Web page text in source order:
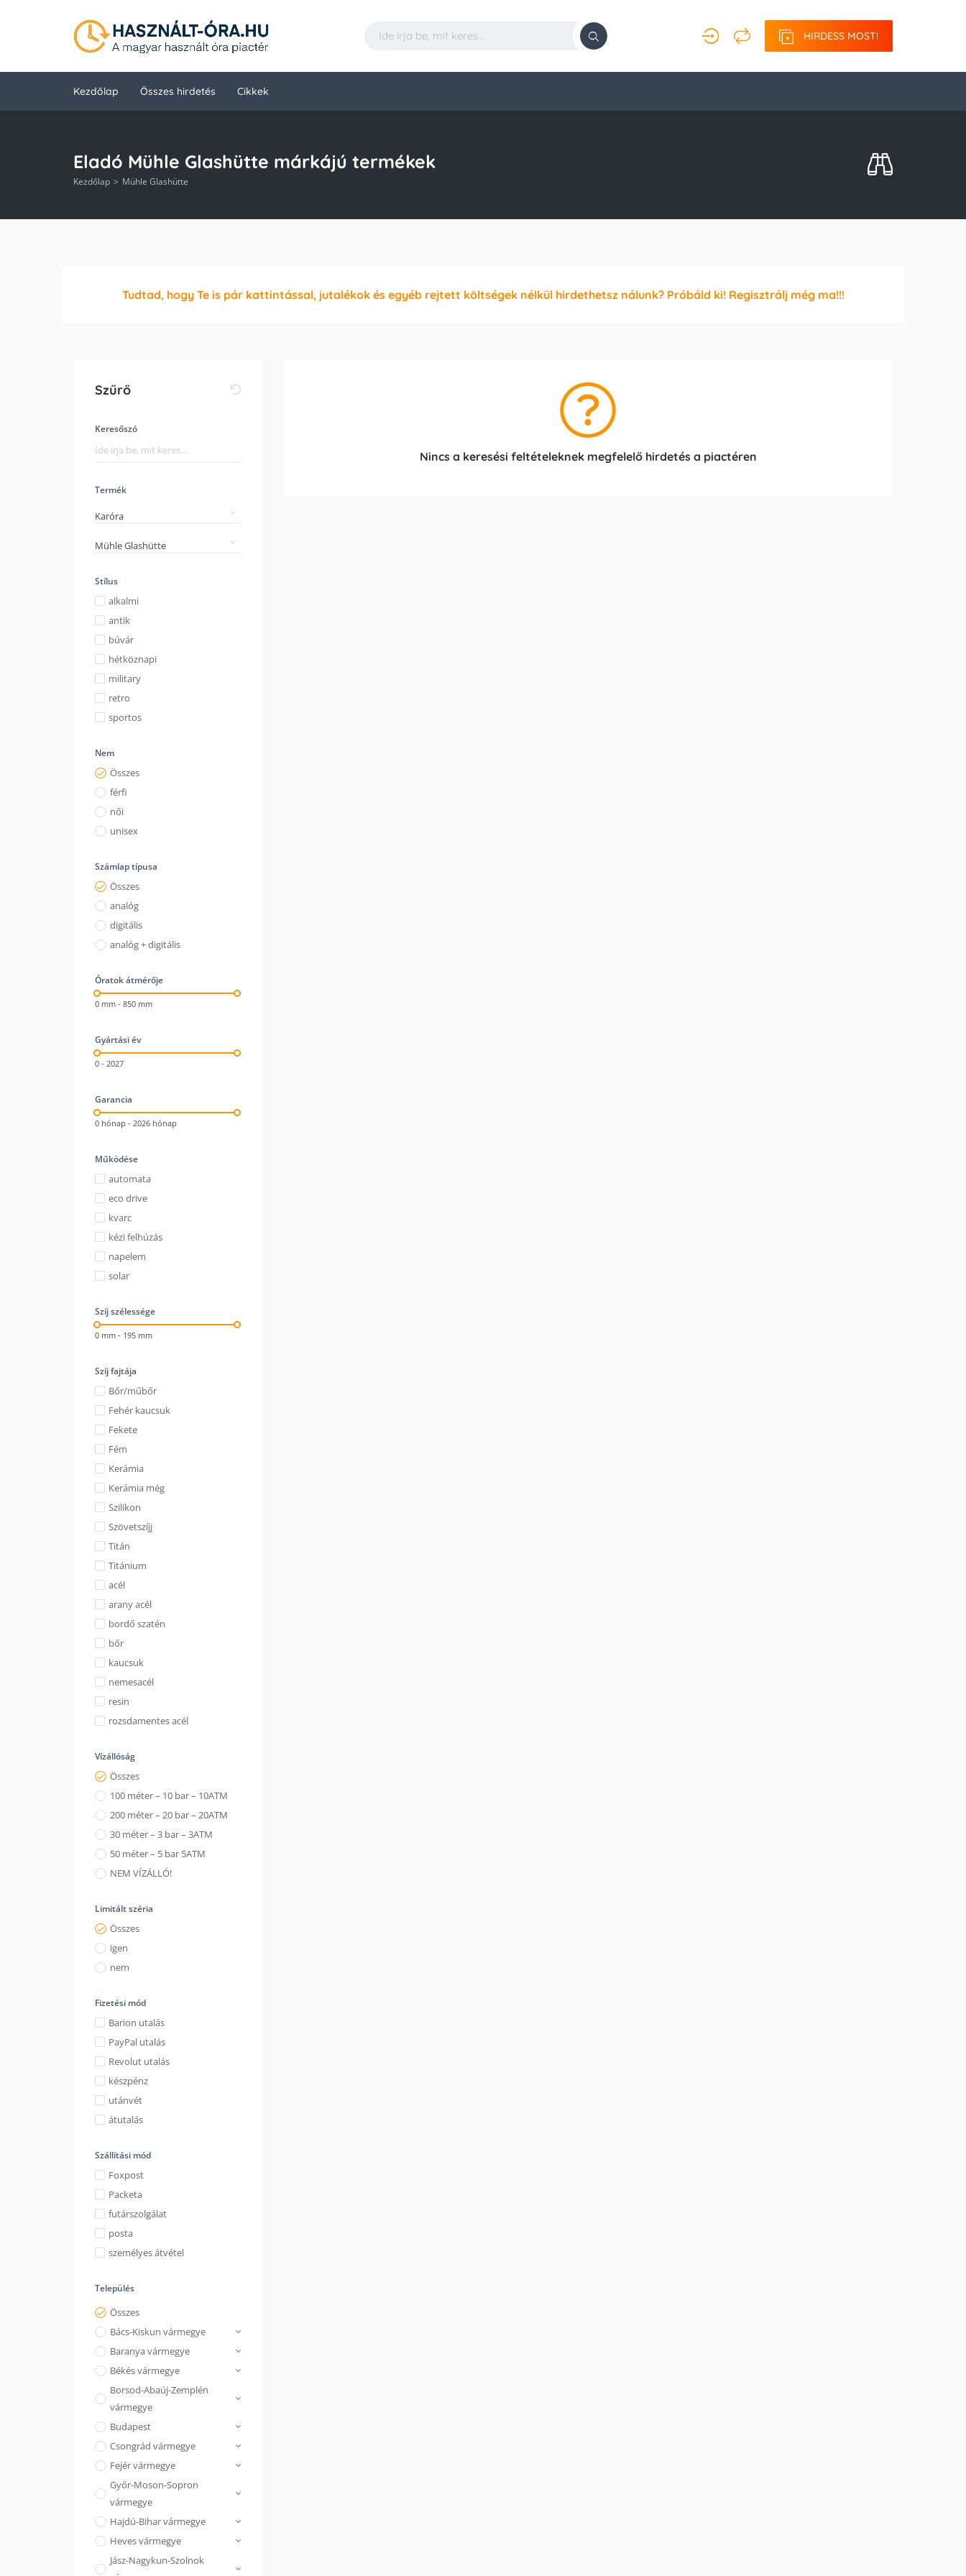
HIRDESS MOST!
Kezdőlap Összes hirdetés Cikkek
Eladó Mühle Glashütte márkájú termékek
Kezdőlap Mühle Glashütte
Tudtad, hogy Te is pár kattintással, jutalékok és egyéb rejtett költségek nélkül hirdethetsz nálunk? Próbáld ki! Regisztrálj még ma!!!
Szűrő
Keresőszó
Termék
Karóra
Mühle Glashütte
Stílus
alkalmi
antik
búvár
hétköznapi
military
retro
sportos
Nem
Összes
férfi
női
unisex
Számlap típusa
Összes
analóg
digitális
analóg + digitális
Óratok átmérője
0 mm - 850 mm
Gyártási év
0 - 2027
Garancia
0 hónap - 2026 hónap
Működése
automata
eco drive
kvarc
kézi felhúzás
napelem
solar
Szíj szélessége
0 mm - 195 mm
Szíj fajtája
Bőr/műbőr
Fehér kaucsuk
Fekete
Fém
Kerámia
Kerámia még
Szilikon
Szövetszíjj
Titán
Titánium
acél
arany acél
bordő szatén
bőr
kaucsuk
nemesacél
resin
rozsdamentes acél
Vízállóság
Összes
100 méter – 10 bar – 10ATM
200 méter – 20 bar – 20ATM
30 méter – 3 bar – 3ATM
50 méter – 5 bar 5ATM
NEM VÍZÁLLÓ!
Limitált széria
Összes
igen
nem
Fizetési mód
Barion utalás
PayPal utalás
Revolut utalás
készpénz
utánvét
átutalás
Szállítási mód
Foxpost
Packeta
futárszolgálat
posta
személyes átvétel
Település
Összes
Bács-Kiskun vármegye
Baranya vármegye
Békés vármegye
Borsod-Abaúj-Zemplén
vármegye
Budapest
Csongrád vármegye
Fejér vármegye
Győr-Moson-Sopron
vármegye
Hajdú-Bihar vármegye
Heves vármegye
Jász-Nagykun-Szolnok
Nincs a keresési feltételeknek megfelelő hirdetés a piactéren